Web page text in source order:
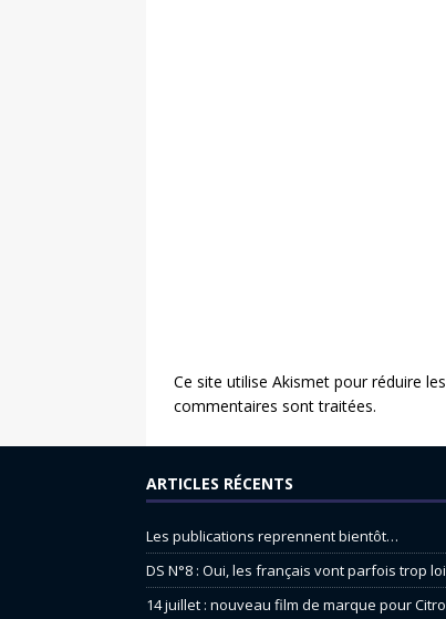
Ce site utilise Akismet pour réduire
commentaires sont traitées.
ARTICLES RÉCENTS
Les publications reprennent bientôt…
DS N°8 : Oui, les français vont parfois trop
14 juillet : nouveau film de marque pour